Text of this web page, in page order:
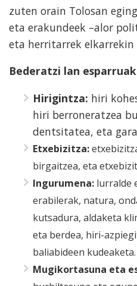
zuten orain Tolosan
eta erakundeek –alor
eta herritarrek elkarrekin
Bederatzi lan esparruak
Hirigintza: hiri
hiri berroneratzea
dentsitatea, eta
Etxebizitza:
birgaitzea, eta
Ingurumena: lurralde
erabilerak, natura,
kutsadura, aldaketa
eta berdea, hiri-
baliabideen kudeaketa.
Mugikortasuna eta